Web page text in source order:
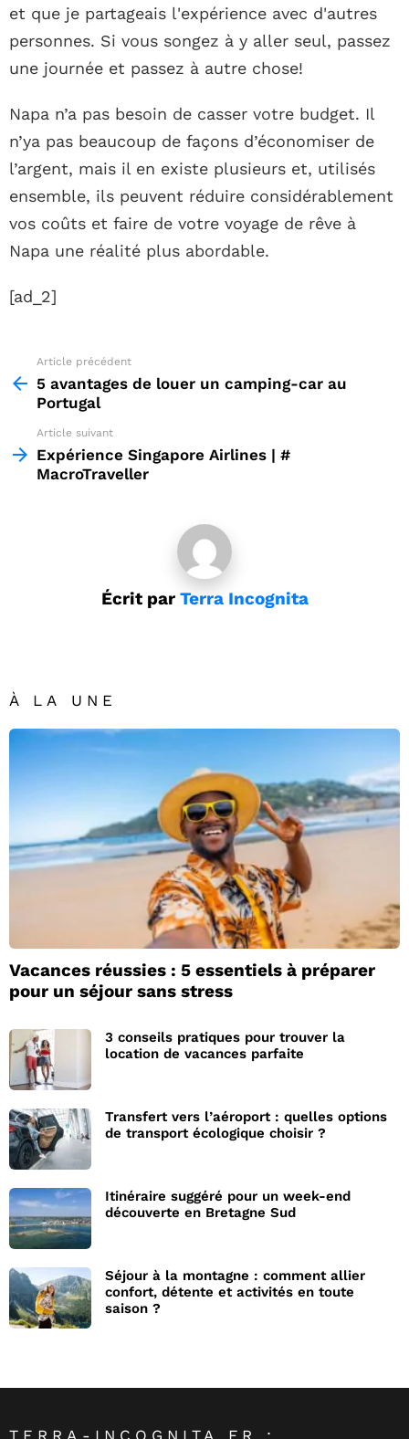
et que je partageais l'expérience avec d'autres
personnes. Si vous songez à y aller seul, passez
une journée et passez à autre chose!
Napa n’a pas besoin de casser votre budget. Il
n’ya pas beaucoup de façons d’économiser de
l’argent, mais il en existe plusieurs et, utilisés
ensemble, ils peuvent réduire considérablement
vos coûts et faire de votre voyage de rêve à
Napa une réalité plus abordable.
[ad_2]
more
Article précédent
5 avantages de louer un camping-car au
Portugal
Article suivant
Expérience Singapore Airlines | #
MacroTraveller
Écrit par Terra Incognita
À LA UNE
Vacances réussies : 5 essentiels à préparer
pour un séjour sans stress
3 conseils pratiques pour trouver la
location de vacances parfaite
Transfert vers l’aéroport : quelles options
de transport écologique choisir ?
Itinéraire suggéré pour un week-end
découverte en Bretagne Sud
Séjour à la montagne : comment allier
confort, détente et activités en toute
saison ?